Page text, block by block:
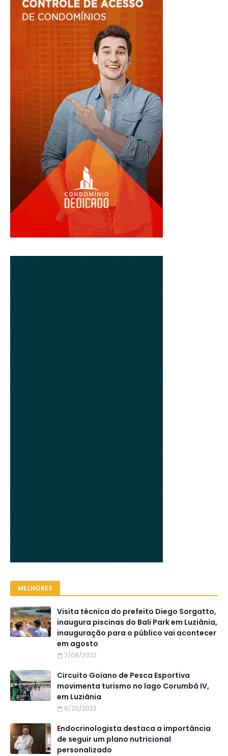
MELHORES
Visita técnica do prefeito Diego Sorgatto,
inaugura piscinas do Bali Park em Luziânia,
inauguração para o público vai acontecer
em agosto
7/08/2022
Circuito Goiano de Pesca Esportiva
movimenta turismo no lago Corumbá IV,
em Luziânia
8/20/2022
Endocrinologista destaca a importância
de seguir um plano nutricional
personalizado